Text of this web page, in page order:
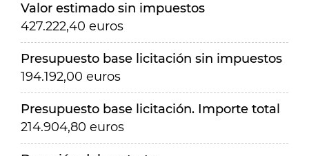
Valor estimado sin impuestos
427.222,40 euros
Presupuesto base licitación sin impuestos
194.192,00 euros
Presupuesto base licitación. Importe total
214.904,80 euros